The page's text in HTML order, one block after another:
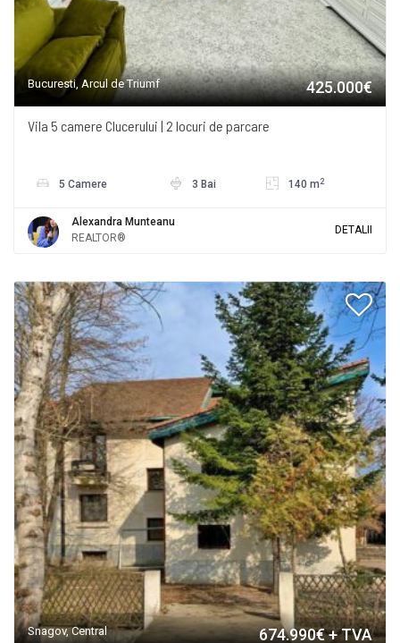
Bucuresti, Arcul de Triumf 425.000€
Vila 5 camere Clucerului | 2 locuri de parcare
5 Camere 3 Bai 140 m 2
Alexandra Munteanu
REALTOR®
DETALII
Snagov, Central 674.990€+ TVA